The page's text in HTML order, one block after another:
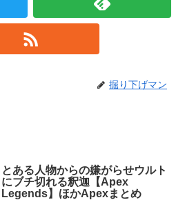
掘り下げマン
とある人物からの嫌がらせウルト
にブチ切れる釈迦【Apex
Legends】ほかApexまとめ